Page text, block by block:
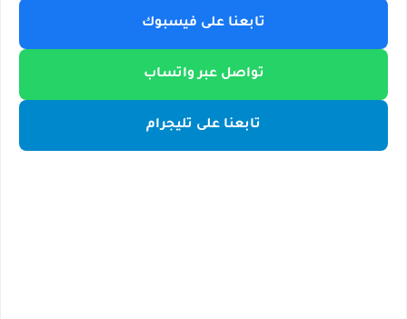
تابعنا على فيسبوك
تواصل عبر واتساب
تابعنا على تليجرام